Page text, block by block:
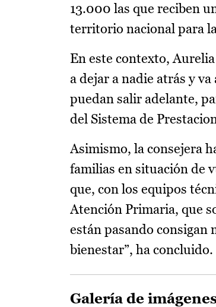
13.000 las que reciben
territorio nacional para
En este contexto,
a dejar a nadie atrás y
puedan salir adelante,
del Sistema de
Asimismo, la consejera
familias en situación de
que, con los equipos
Atención Primaria, que
están pasando consigan
bienestar”, ha concluido.
Galería de